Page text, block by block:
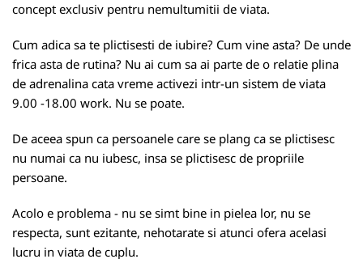
concept exclusiv pentru nemultumitii de viata.
Cum adica sa te plictisesti de iubire? Cum vine asta? De unde
frica asta de rutina? Nu ai cum sa ai parte de o relatie plina
de adrenalina cata vreme activezi intr-un sistem de viata
9.00 -18.00 work. Nu se poate.
De aceea spun ca persoanele care se plang ca se plictisesc
nu numai ca nu iubesc, insa se plictisesc de propriile
persoane.
Acolo e problema - nu se simt bine in pielea lor, nu se
respecta, sunt ezitante, nehotarate si atunci ofera acelasi
lucru in viata de cuplu.